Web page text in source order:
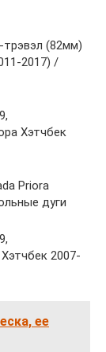
трэвэл (82мм)
2017) /
Хэтчбек
Priora
дуги
2007-
ее